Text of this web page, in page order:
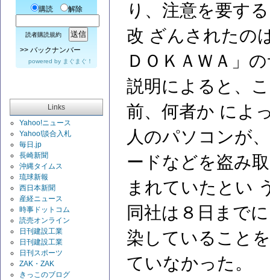
購読
解除
読者購読規約
>> バックナンバー
powered by まぐまぐ！
Links
Yahoo!ニュース
Yahoo!談合入札
毎日.jp
長崎新聞
沖縄タイムス
琉球新報
西日本新聞
産経ニュース
時事ドットコム
読売オンライン
日刊建設工業
日刊建設工業
日刊スポーツ
ZAK・ZAK
きっこのブログ
り、注意を要す
改 ざんされたの
ＤＯＫＡＷＡ」
説明によると、
前、何者か によ
人のパソコンが
ードなどを盗み
まれていたとい
同社は８日まで
染していること
ていなかった。